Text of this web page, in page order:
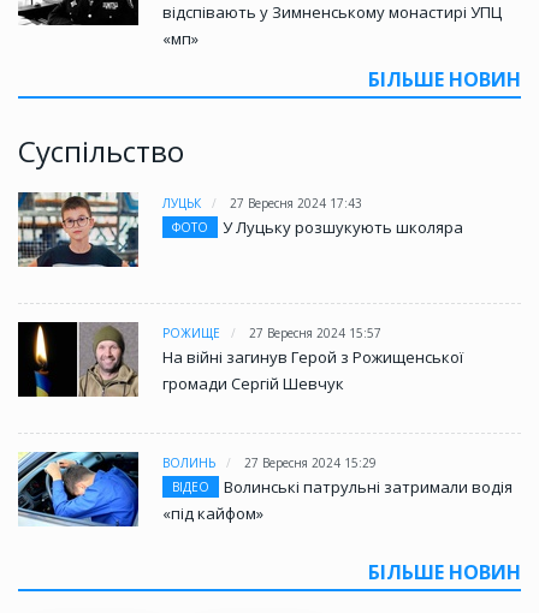
відспівають у Зимненському монастирі УПЦ
«мп»
БІЛЬШЕ НОВИН
Суспільство
ЛУЦЬК
27 Вересня 2024 17:43
ФОТО
У Луцьку розшукують школяра
РОЖИЩЕ 27 Вересня 2024 15:57
На війні загинув Герой з Рожищенської
громади Сергій Шевчук
ВОЛИНЬ
27 Вересня 2024 15:29
ВІДЕО
Волинські патрульні затримали водія
«під кайфом»
БІЛЬШЕ НОВИН